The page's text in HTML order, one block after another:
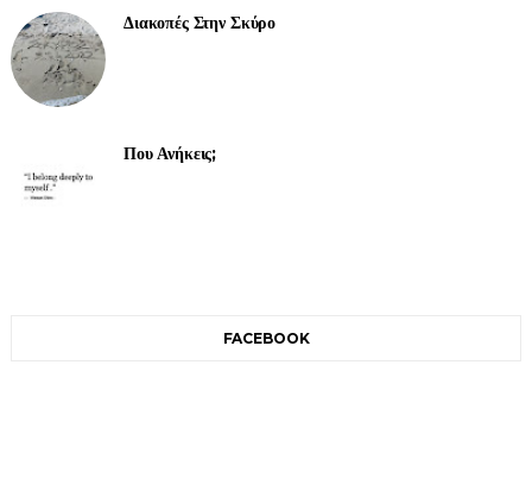
Διακοπές Στην Σκύρο
Που Ανήκεις;
FACEBOOK